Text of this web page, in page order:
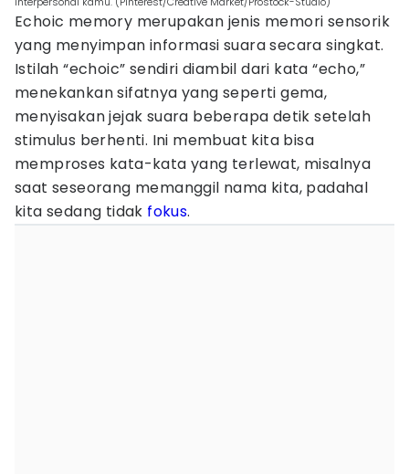
Echoic memory merupakan jenis memori sensorik
yang menyimpan informasi suara secara singkat.
Istilah “echoic” sendiri diambil dari kata “echo,”
menekankan sifatnya yang seperti gema,
menyisakan jejak suara beberapa detik setelah
stimulus berhenti. Ini membuat kita bisa
memproses kata-kata yang terlewat, misalnya
saat seseorang memanggil nama kita, padahal
kita sedang tidak fokus.